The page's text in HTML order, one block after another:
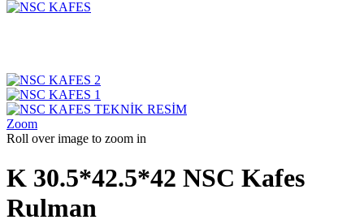
Zoom
Roll over image to zoom in
K 30.5*42.5*42 NSC Kafes
Rulman